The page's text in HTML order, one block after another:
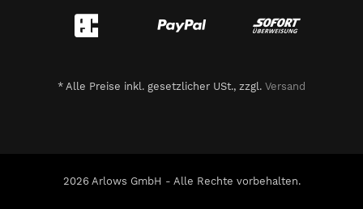
* Alle Preise inkl. gesetzlicher USt., zzgl. Versand
2026 Arlows GmbH - Alle Rechte vorbehalten.